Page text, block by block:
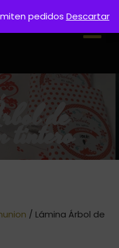
de
tintero
/ Lámina Árbol de
pedidos Descartar